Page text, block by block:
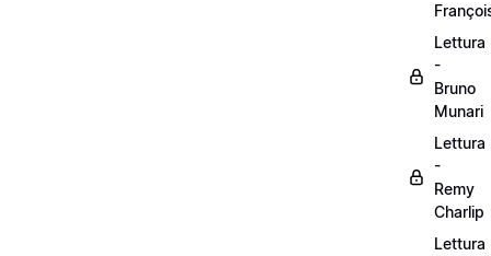
Lettura
-
Bruno
Munari
Lettura
-
Remy
Charlip
Lettura